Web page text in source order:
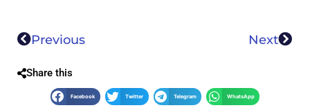
Previous Next
Share this
Facebook Twitter Telegram WhatsApp